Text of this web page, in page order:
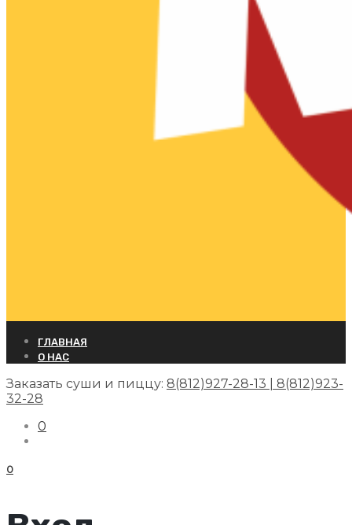
ГЛАВНАЯ
О НАС
Заказать суши и пиццу: 8(812)927-28-13 | 8(812)923-
32-28
0
0